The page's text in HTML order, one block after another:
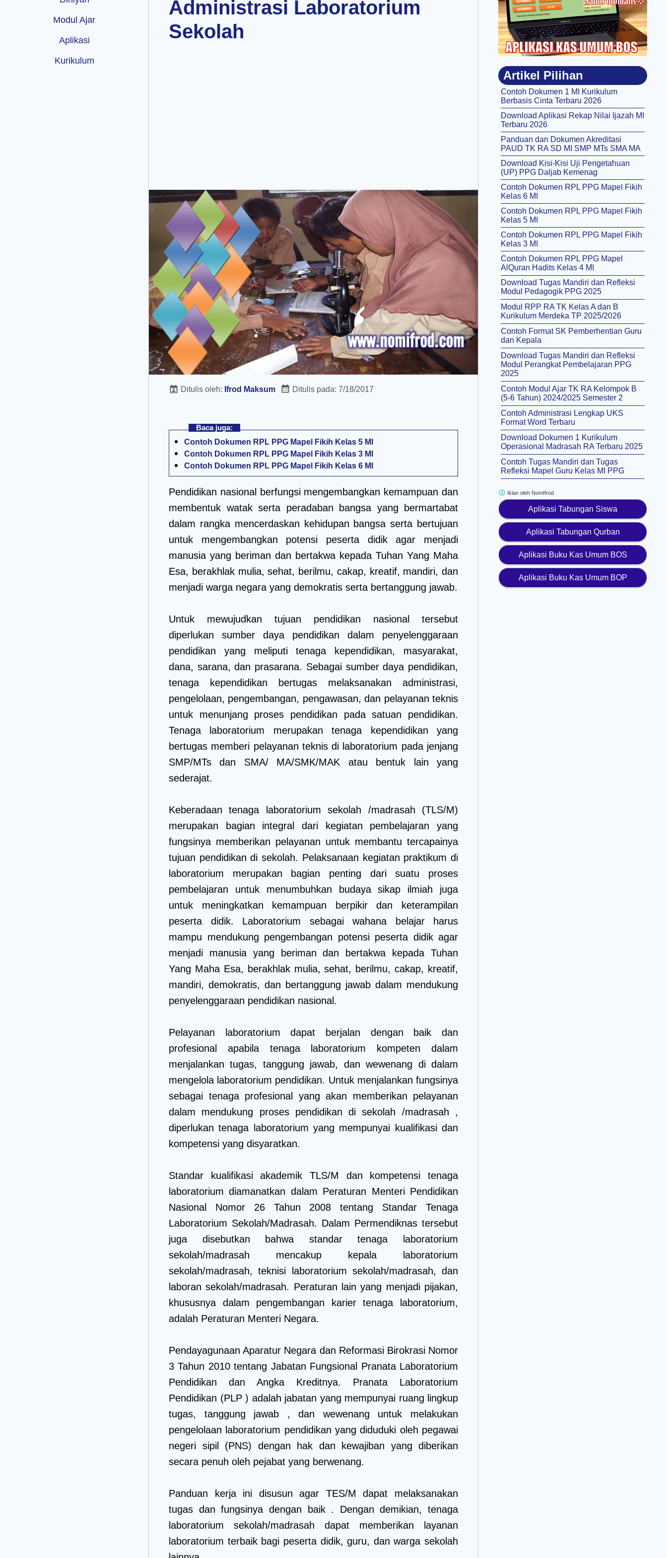
Modul Ajar
Aplikasi
Kurikulum
Administrasi Laboratorium
Sekolah
Ditulis oleh: Ifrod Maksum Ditulis pada: 7/18/2017
Baca juga:
Contoh Dokumen RPL PPG Mapel Fikih Kelas 5 MI
Contoh Dokumen RPL PPG Mapel Fikih Kelas 3 MI
Contoh Dokumen RPL PPG Mapel Fikih Kelas 6 MI
Pendidikan nasional berfungsi mengembangkan kemampuan dan
membentuk watak serta peradaban bangsa yang bermartabat
dalam rangka mencerdaskan kehidupan bangsa serta bertujuan
untuk mengembangkan potensi peserta didik agar menjadi
manusia yang beriman dan bertakwa kepada Tuhan Yang Maha
Esa, berakhlak mulia, sehat, berilmu, cakap, kreatif, mandiri, dan
menjadi warga negara yang demokratis serta bertanggung jawab.
Untuk mewujudkan tujuan pendidikan nasional tersebut
diperlukan sumber daya pendidikan dalam penyelenggaraan
pendidikan yang meliputi tenaga kependidikan, masyarakat,
dana, sarana, dan prasarana. Sebagai sumber daya pendidikan,
tenaga kependidikan bertugas melaksanakan administrasi,
pengelolaan, pengembangan, pengawasan, dan pelayanan teknis
untuk menunjang proses pendidikan pada satuan pendidikan.
Tenaga laboratorium merupakan tenaga kependidikan yang
bertugas memberi pelayanan teknis di laboratorium pada jenjang
SMP/MTs dan SMA/ MA/SMK/MAK atau bentuk lain yang
sederajat.
Keberadaan tenaga laboratorium sekolah /madrasah (TLS/M)
merupakan bagian integral dari kegiatan pembelajaran yang
fungsinya memberikan pelayanan untuk membantu tercapainya
tujuan pendidikan di sekolah. Pelaksanaan kegiatan praktikum di
laboratorium merupakan bagian penting dari suatu proses
pembelajaran untuk menumbuhkan budaya sikap ilmiah juga
untuk meningkatkan kemampuan berpikir dan keterampilan
peserta didik. Laboratorium sebagai wahana belajar harus
mampu mendukung pengembangan potensi peserta didik agar
menjadi manusia yang beriman dan bertakwa kepada Tuhan
Yang Maha Esa, berakhlak mulia, sehat, berilmu, cakap, kreatif,
mandiri, demokratis, dan bertanggung jawab dalam mendukung
penyelenggaraan pendidikan nasional.
Pelayanan laboratorium dapat berjalan dengan baik dan
profesional apabila tenaga laboratorium kompeten dalam
menjalankan tugas, tanggung jawab, dan wewenang di dalam
mengelola laboratorium pendidikan. Untuk menjalankan fungsinya
sebagai tenaga profesional yang akan memberikan pelayanan
dalam mendukung proses pendidikan di sekolah /madrasah ,
diperlukan tenaga laboratorium yang mempunyai kualifikasi dan
kompetensi yang disyaratkan.
Standar kualifikasi akademik TLS/M dan kompetensi tenaga
laboratorium diamanatkan dalam Peraturan Menteri Pendidikan
Nasional Nomor 26 Tahun 2008 tentang Standar Tenaga
Laboratorium Sekolah/Madrasah. Dalam Permendiknas tersebut
juga disebutkan bahwa standar tenaga laboratorium
sekolah/madrasah mencakup kepala laboratorium
sekolah/madrasah, teknisi laboratorium sekolah/madrasah, dan
laboran sekolah/madrasah. Peraturan lain yang menjadi pijakan,
khususnya dalam pengembangan karier tenaga laboratorium,
adalah Peraturan Menteri Negara.
Pendayagunaan Aparatur Negara dan Reformasi Birokrasi Nomor
3 Tahun 2010 tentang Jabatan Fungsional Pranata Laboratorium
Pendidikan dan Angka Kreditnya. Pranata Laboratorium
Pendidikan (PLP ) adalah jabatan yang mempunyai ruang lingkup
tugas, tanggung jawab , dan wewenang untuk melakukan
pengelolaan laboratorium pendidikan yang diduduki oleh pegawai
negeri sipil (PNS) dengan hak dan kewajiban yang diberikan
secara penuh oleh pejabat yang berwenang.
Panduan kerja ini disusun agar TES/M dapat melaksanakan
tugas dan fungsinya dengan baik . Dengan demikian, tenaga
laboratorium sekolah/madrasah dapat memberikan layanan
laboratorium terbaik bagi peserta didik, guru, dan warga sekolah
Artikel Pilihan
Contoh Dokumen 1 MI Kurikulum
Berbasis Cinta Terbaru 2026
Download Aplikasi Rekap Nilai Ijazah MI
Terbaru 2026
Panduan dan Dokumen Akreditasi
PAUD TK RA SD MI SMP MTs SMA MA
Download Kisi-Kisi Uji Pengetahuan
(UP) PPG Daljab Kemenag
Contoh Dokumen RPL PPG Mapel Fikih
Kelas 6 MI
Contoh Dokumen RPL PPG Mapel Fikih
Kelas 5 MI
Contoh Dokumen RPL PPG Mapel Fikih
Kelas 3 MI
Contoh Dokumen RPL PPG Mapel
AlQuran Hadits Kelas 4 MI
Download Tugas Mandiri dan Refleksi
Modul Pedagogik PPG 2025
Modul RPP RA TK Kelas A dan B
Kurikulum Merdeka TP 2025/2026
Contoh Format SK Pemberhentian Guru
dan Kepala
Download Tugas Mandiri dan Refleksi
Modul Perangkat Pembelajaran PPG
2025
Contoh Modul Ajar TK RA Kelompok B
(5-6 Tahun) 2024/2025 Semester 2
Contoh Administrasi Lengkap UKS
Format Word Terbaru
Download Dokumen 1 Kurikulum
Operasional Madrasah RA Terbaru 2025
Contoh Tugas Mandiri dan Tugas
Refleksi Mapel Guru Kelas MI PPG
Aplikasi Tabungan Siswa
Aplikasi Tabungan Qurban
Aplikasi Buku Kas Umum BOS
Aplikasi Buku Kas Umum BOP
Iklan oleh NomIfrod